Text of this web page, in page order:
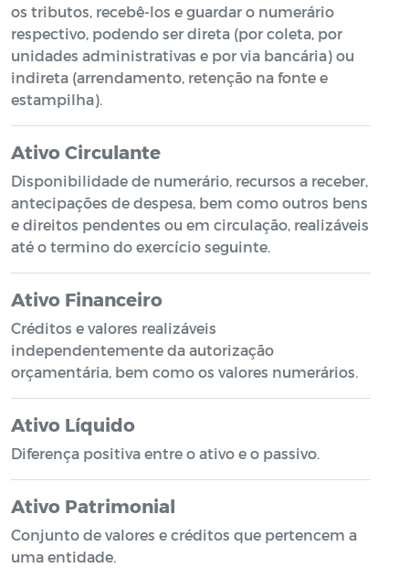
os tributos, recebê-los e guardar o numerário
respectivo, podendo ser direta (por coleta, por
unidades administrativas e por via bancária) ou
indireta (arrendamento, retenção na fonte e
estampilha).
Ativo Circulante
Disponibilidade de numerário, recursos a receber,
antecipações de despesa, bem como outros bens
e direitos pendentes ou em circulação, realizáveis
até o termino do exercício seguinte.
Ativo Financeiro
Créditos e valores realizáveis
independentemente da autorização
orçamentária, bem como os valores numerários.
Ativo Líquido
Diferença positiva entre o ativo e o passivo.
Ativo Patrimonial
Conjunto de valores e créditos que pertencem a
uma entidade.